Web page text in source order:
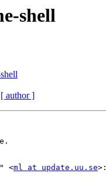
shell
[ author ]
<ml at update.uu.se>: